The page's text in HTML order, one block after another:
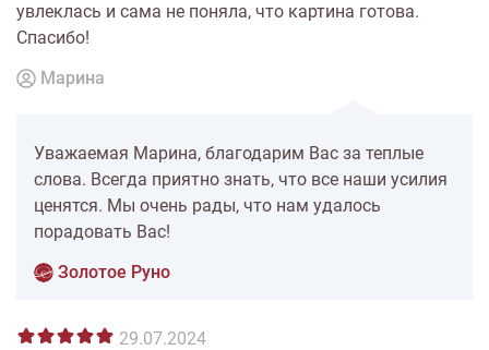
увлеклась и сама не поняла, что картина готова.
Спасибо!
Марина
Уважаемая Марина, благодарим Вас за теплые
слова. Всегда приятно знать, что все наши усилия
ценятся. Мы очень рады, что нам удалось
порадовать Вас!
Золотое Руно
29.07.2024